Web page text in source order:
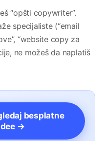
“opšti copywriter”.
specijaliste (“email
“website copy za
ne možeš da naplatiš
besplatne
→